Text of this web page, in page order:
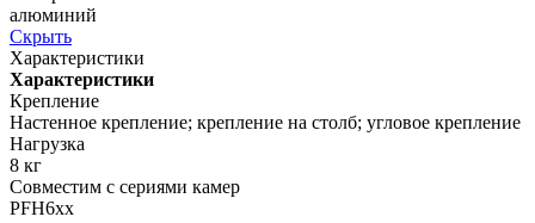
алюминий
Скрыть
Характеристики
Характеристики
Крепление
Настенное крепление; крепление на столб; угловое крепление
Нагрузка
8 кг
Совместим с сериями камер
PFH6хх